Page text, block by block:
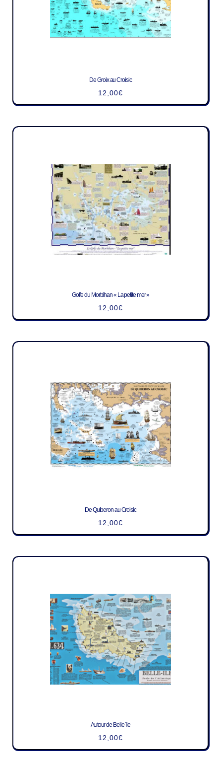
De Groix au Croisic
12,00€
Golfe du Morbihan « La petite mer »
12,00€
De Quiberon au Croisic
12,00€
Autour de Belle-île
12,00€